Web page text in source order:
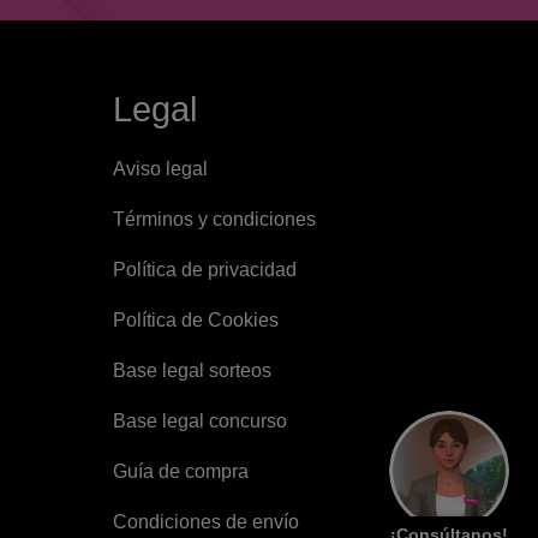
Legal
Aviso legal
Términos y condiciones
Política de privacidad
Política de Cookies
Base legal sorteos
Base legal concurso
Guía de compra
Condiciones de envío